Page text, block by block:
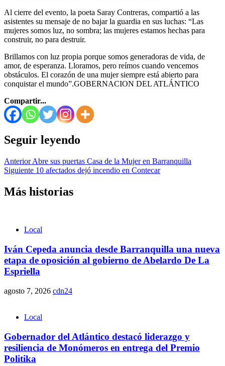
Al cierre del evento, la poeta Saray Contreras, compartió a las
asistentes su mensaje de no bajar la guardia en sus luchas: “Las
mujeres somos luz, no sombra; las mujeres estamos hechas para
construir, no para destruir.
Brillamos con luz propia porque somos generadoras de vida, de
amor, de esperanza. Lloramos, pero reímos cuando vencemos
obstáculos. El corazón de una mujer siempre está abierto para
conquistar el mundo”.GOBERNACION DEL ATLÁNTICO
Compartir...
Seguir leyendo
AnteriorAbre sus puertas Casa de la Mujer en Barranquilla
Siguiente 10 afectados dejó incendio en Contecar
Más historias
Local
Iván Cepeda anuncia desde Barranquilla una nueva
etapa de oposición al gobierno de Abelardo De La
Espriella
agosto 7, 2026 cdn24
Local
Gobernador del Atlántico destacó liderazgo y
resiliencia de Monómeros en entrega del Premio
Politika